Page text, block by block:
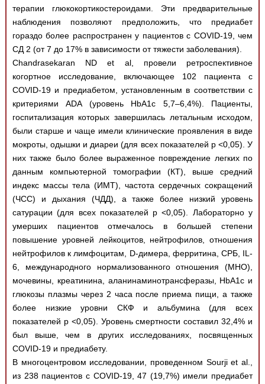
терапии глюкокортикостероидами. Эти предварительные
наблюдения позволяют предположить, что предиабет
гораздо более распространен у пациентов с COVID-19, чем
СД 2 (от 7 до 17% в зависимости от тяжести заболевания).
Chandrasekaran ND et al, провели ретроспективное
когортное исследование, включающее 102 пациента с
COVID-19 и предиабетом, установленным в соответствии с
критериями ADA (уровень HbA1c 5,7–6,4%). Пациенты,
госпитализация которых завершилась летальным исходом,
были старше и чаще имели клинические проявления в виде
мокроты, одышки и диареи (для всех показателей p <0,05). У
них также было более выраженное повреждение легких по
данным компьютерной томографии (КТ), выше средний
индекс массы тела (ИМТ), частота сердечных сокращений
(ЧСС) и дыхания (ЧДД), а также более низкий уровень
сатурации (для всех показателей p <0,05). Лабораторно у
умерших пациентов отмечалось в большей степени
повышение уровней лейкоцитов, нейтрофилов, отношения
нейтрофилов к лимфоцитам, D-димера, ферритина, СРБ, IL-
6, международного нормализованного отношения (МНО),
мочевины, креатинина, аланинаминотрансферазы, HbA1c и
глюкозы плазмы через 2 часа после приема пищи, а также
более низкие уровни СКФ и альбумина (для всех
показателей p <0,05). Уровень смертности составил 32,4% и
был выше, чем в других исследованиях, посвященных
COVID-19 и предиабету.
В многоцентровом исследовании, проведенном Sourji et al.,
из 238 пациентов с COVID-19, 47 (19,7%) имели предиабет